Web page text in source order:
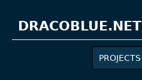
DRACOBLUE.NET
PROJECTS